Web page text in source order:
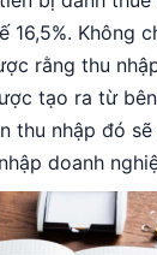
16,5%. Không
rằng thu
tạo ra từ
thu nhập đó
doanh